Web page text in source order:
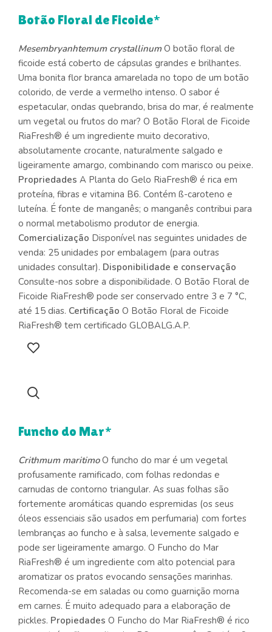
Botão Floral de Ficoide*
Mesembryanhtemum crystallinumO botão floral de
ficoide está coberto de cápsulas grandes e brilhantes.
Uma bonita flor branca amarelada no topo de um botão
colorido, de verde a vermelho intenso. O sabor é
espetacular, ondas quebrando, brisa do mar, é realmente
um vegetal ou frutos do mar? O Botão Floral de Ficoide
RiaFresh® é um ingrediente muito decorativo,
absolutamente crocante, naturalmente salgado e
ligeiramente amargo, combinando com marisco ou peixe.
Propriedades A Planta do Gelo RiaFresh® é rica em
proteína, fibras e vitamina B6. Contém ß-caroteno e
luteína. É fonte de manganês; o manganês contribui para
o normal metabolismo produtor de energia.
Comercialização Disponível nas seguintes unidades de
venda: 25 unidades por embalagem (para outras
unidades consultar). Disponibilidade e conservação
Consulte-nos sobre a disponibilidade. O Botão Floral de
Ficoide RiaFresh® pode ser conservado entre 3 e 7 °C,
até 15 dias. Certificação O Botão Floral de Ficoide
RiaFresh® tem certificado GLOBALG.A.P.
Funcho do Mar*
Crithmum maritimoO funcho do mar é um vegetal
profusamente ramificado, com folhas redondas e
carnudas de contorno triangular. As suas folhas são
fortemente aromáticas quando espremidas (os seus
óleos essenciais são usados em perfumaria) com fortes
lembranças ao funcho e à salsa, levemente salgado e
pode ser ligeiramente amargo. O Funcho do Mar
RiaFresh® é um ingrediente com alto potencial para
aromatizar os pratos evocando sensações marinhas.
Recomenda-se em saladas ou como guarnição morna
em carnes. É muito adequado para a elaboração de
pickles. Propiedades O Funcho do Mar RiaFresh® é rico